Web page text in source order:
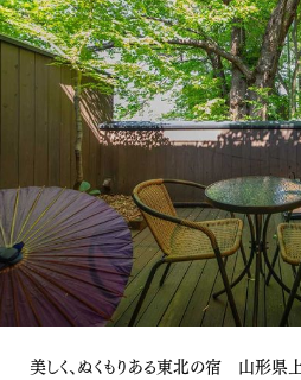
美しく、ぬくもりある東北の宿 山形県